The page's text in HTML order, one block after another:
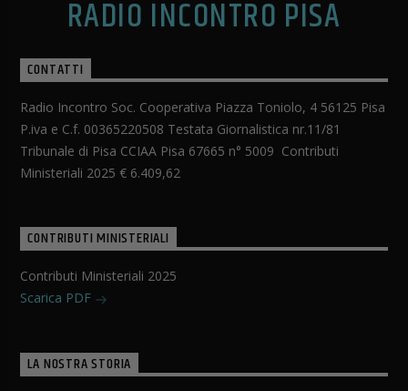
RADIO INCONTRO PISA
CONTATTI
Radio Incontro Soc. Cooperativa Piazza Toniolo, 4 56125 Pisa
P.iva e C.f. 00365220508 Testata Giornalistica nr.11/81
Tribunale di Pisa CCIAA Pisa 67665 n° 5009 Contributi
Ministeriali 2025 € 6.409,62
CONTRIBUTI MINISTERIALI
Contributi Ministeriali 2025
Scarica PDF
LA NOSTRA STORIA